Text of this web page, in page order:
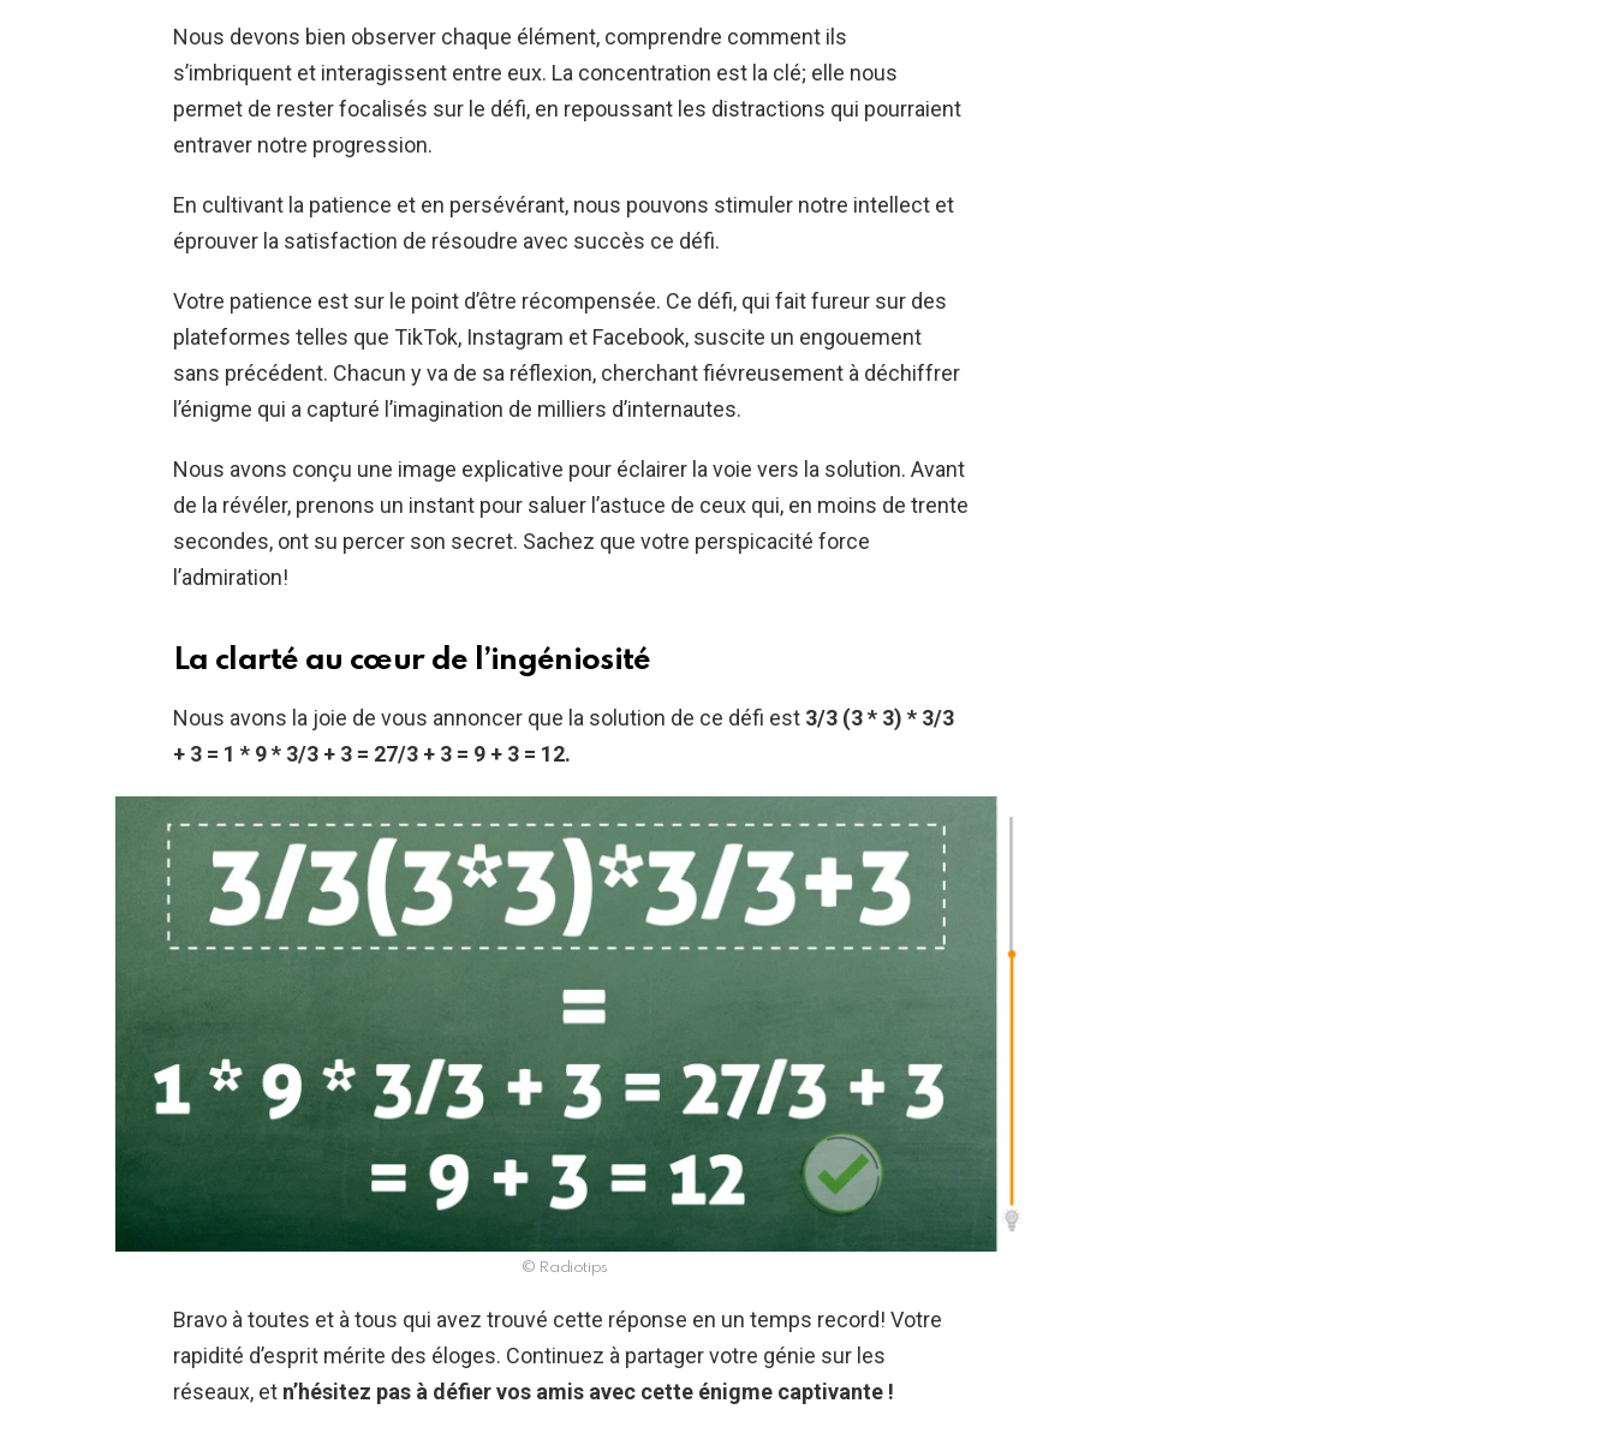
Nous devons bien observer chaque élément, comprendre comment ils
s’imbriquent et interagissent entre eux. La concentration est la clé; elle nous
permet de rester focalisés sur le défi, en repoussant les distractions qui pourraient
entraver notre progression.
En cultivant la patience et en persévérant, nous pouvons stimuler notre intellect et
éprouver la satisfaction de résoudre avec succès ce défi.
Votre patience est sur le point d’être récompensée. Ce défi, qui fait fureur sur des
plateformes telles que TikTok, Instagram et Facebook, suscite un engouement
sans précédent. Chacun y va de sa réflexion, cherchant fiévreusement à déchiffrer
l’énigme qui a capturé l’imagination de milliers d’internautes.
Nous avons conçu une image explicative pour éclairer la voie vers la solution. Avant
de la révéler, prenons un instant pour saluer l’astuce de ceux qui, en moins de trente
secondes, ont su percer son secret. Sachez que votre perspicacité force
l’admiration!
La clarté au cœur de l’ingéniosité
Nous avons la joie de vous annoncer que la solution de ce défi est 3/3 (3 * 3) * 3/3
+ 3 = 1 * 9 * 3/3 + 3 = 27/3 + 3 = 9 + 3 = 12.
© Radiotips
Bravo à toutes et à tous qui avez trouvé cette réponse en un temps record! Votre
rapidité d’esprit mérite des éloges. Continuez à partager votre génie sur les
réseaux, et n’hésitez pas à défier vos amis avec cette énigme captivante !